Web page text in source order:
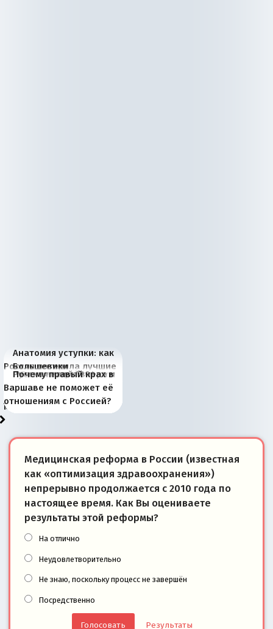
Анатомия уступки: как
Россия потеряла лучшие
рыбопромысловые
районы Баренцева
моря
Большевики
отличаются от «Яблока»
тем, что они -
победители
Киевская марионетка
Запада рассказала о
«переобувании» хозяев
В России назрели
перемены: 15 шагов к
суверенной экономике
Миграционный пожар
Европы
Россия начинает
сбрасывать балласт
Анкориджа
Россия зимой 1904
года: первые уступки во
внутренней политике
Русская нация вчера и
сегодня
Почему правый крах в
Варшаве не поможет её
отношениям с Россией?
Медицинская реформа в России (известная
как «оптимизация здравоохранения»)
непрерывно продолжается с 2010 года по
настоящее время. Как Вы оцениваете
результаты этой реформы?
На отлично
Неудовлетворительно
Не знаю, поскольку процесс не завершён
Посредственно
Результаты